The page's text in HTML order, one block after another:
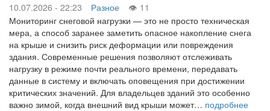
10.07.2026 - 22:23 Разное
11
Мониторинг снеговой нагрузки — это не просто техническая
мера, а способ заранее заметить опасное накопление снега
на крыше и снизить риск деформации или повреждения
здания. Современные решения позволяют отслеживать
нагрузку в режиме почти реального времени, передавать
данные в систему и включать оповещения при достижении
критических значений. Для владельцев зданий это особенно
важно зимой, когда внешний вид крыши может… подробнее